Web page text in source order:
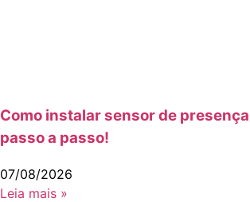
Como instalar sensor de
passo a passo!
07/08/2026
Leia mais »